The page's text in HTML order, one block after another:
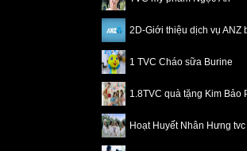
2D-Giới thiệu dịch vụ ANZ
1 TVC Cháo sữa Burine
1.8TVC quà tặng Kim Bảo
Hoạt Huyết Nhân Hưng tvc